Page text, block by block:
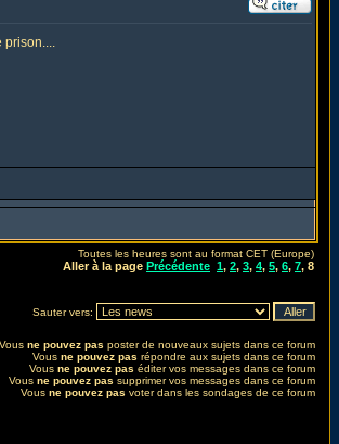
prison....
Toutes les heures sont au format CET (Europe)
Aller à la page Précédente 1, 2, 3, 4, 5, 6, 7, 8
Sauter vers:
Vous ne pouvez pas poster de nouveaux sujets dans ce forum
Vous ne pouvez pas répondre aux sujets dans ce forum
Vous ne pouvez pas éditer vos messages dans ce forum
Vous ne pouvez pas supprimer vos messages dans ce forum
Vous ne pouvez pas voter dans les sondages de ce forum